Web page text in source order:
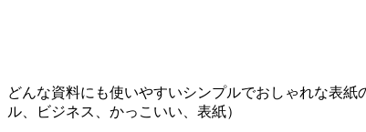
どんな資料にも使いやすいシンプルでおしゃれな表
ル、ビジネス、かっこいい、表紙）